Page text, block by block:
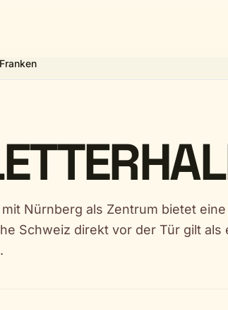
Franken
mit Nürnberg als Zentrum bietet
Schweiz direkt vor der Tür gilt